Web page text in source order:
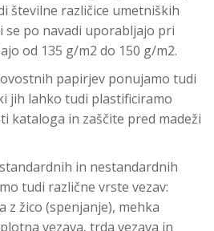
številne različice umetniških
se po navadi uporabljajo pri
od 135 g/m2 do 150 g/m2.
papirjev ponujamo tudi
jih lahko tudi plastificiramo
kataloga in zaščite pred madeži
in nestandardnih
tudi različne vrste vezav:
z žico (spenjanje), mehka
vezava, trda vezava in